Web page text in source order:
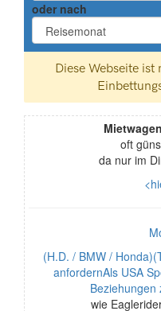
oder nach
oft
da nur im
(H.D. / BMW /
anfordernAls USA
Beziehungen
wie